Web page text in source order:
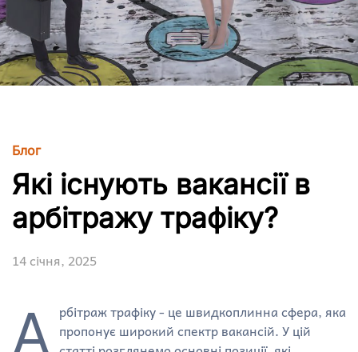
Блог
Які існують вакансії в
арбітражу трафіку?
14 січня, 2025
А рбітраж трафіку - це швидкоплинна сфера, яка
пропонує широкий спектр вакансій. У цій